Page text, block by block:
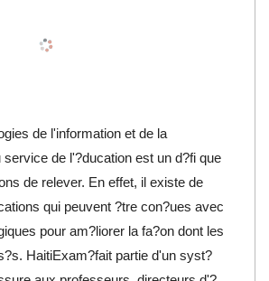
de l'information et de la
de l'?ducation est un d?fi que
de relever. En effet, il existe de
qui peuvent ?tre con?ues avec
pour am?liorer la fa?on dont les
HaitiExam?fait partie d'un syst?